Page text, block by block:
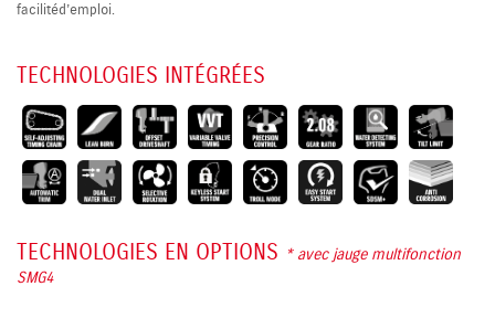
facilité d’emploi.
TECHNOLOGIES INTÉGRÉES
TECHNOLOGIES EN OPTIONS * avec jauge multifonction
SMG4